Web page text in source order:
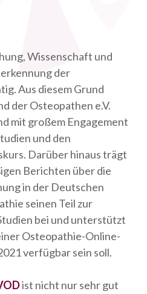
Wissenschaft und
der
Aus diesem Grund
der Osteopathen e.V.
mit großem Engagement
und den
Darüber hinaus trägt
Berichten über die
in der Deutschen
seinen Teil zur
bei und unterstützt
Osteopathie-Online-
verfügbar sein soll.
ist nicht nur sehr gut